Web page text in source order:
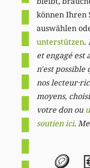
können Ihren
auswählen
unterstützen.
et engagé est
n'est possible
nos
moyens,
votre don ou
soutien ici.
🪙